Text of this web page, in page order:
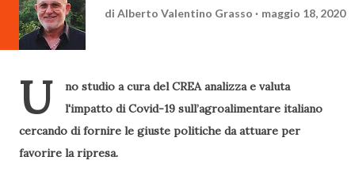
di Alberto Valentino Grasso maggio 18, 2020
U
no studio a cura del CREA analizza e valuta
l'impatto di Covid-19 sull’agroalimentare italiano
cercando di fornire le giuste politiche da attuare per
favorire la ripresa.